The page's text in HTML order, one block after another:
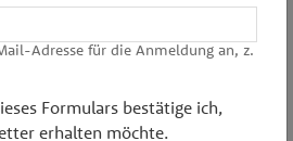
Elisabeth Blanik, 60,SPÖ
Adresse für die Anmeldung an, z.
Formulars bestätige ich,
erhalten möchte.